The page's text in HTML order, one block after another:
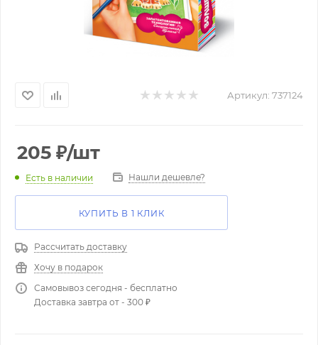
Артикул: 737124
205 ₽/шт
Есть в наличии Нашли дешевле?
КУПИТЬ В 1 КЛИК
Рассчитать доставку
Хочу в подарок
Самовывоз сегодня - бесплатно
Доставка завтра от - 300 ₽